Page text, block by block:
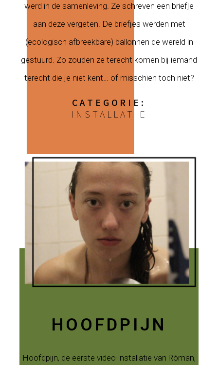
werd in de samenleving. Ze schreven een briefje
aan deze vergeten. De briefjes werden met
(ecologisch afbreekbare) ballonnen de wereld in
gestuurd. Zo zouden ze terecht komen bij iemand
terecht die je niet kent… of misschien toch niet?
CATEGORIE:
INSTALLATIE
HOOFDPIJN
Hoofdpijn, de eerste video-installatie van Róman,